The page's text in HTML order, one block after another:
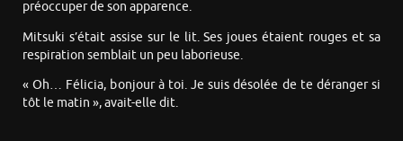
préoccuper de son apparence.
Mitsuki s’était assise sur le lit. Ses joues étaient rouges et sa
respiration semblait un peu laborieuse.
« Oh… Félicia, bonjour à toi. Je suis désolée de te déranger si
tôt le matin », avait-elle dit.